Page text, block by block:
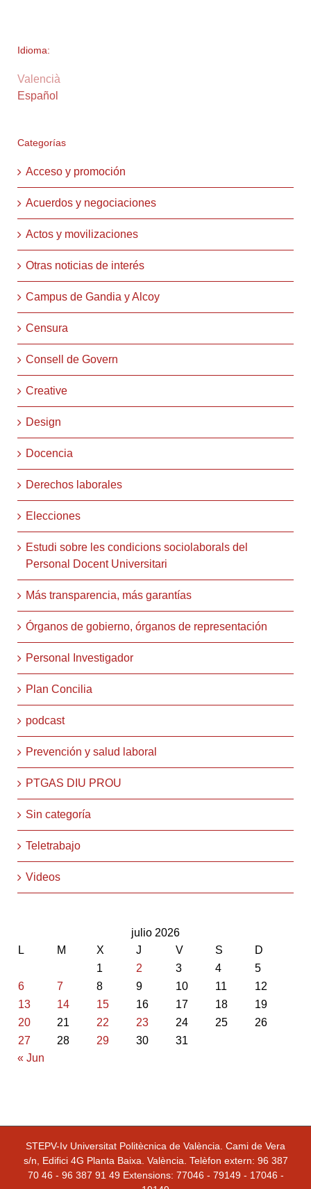
Idioma:
Valencià
Español
Categorías
Acceso y promoción
Acuerdos y negociaciones
Actos y movilizaciones
Otras noticias de interés
Campus de Gandia y Alcoy
Censura
Consell de Govern
Creative
Design
Docencia
Derechos laborales
Elecciones
Estudi sobre les condicions sociolaborals del
Personal Docent Universitari
Más transparencia, más garantías
Órganos de gobierno, órganos de representación
Personal Investigador
Plan Concilia
podcast
Prevención y salud laboral
PTGAS DIU PROU
Sin categoría
Teletrabajo
Videos
julio 2026
L
M X J V S
D
1
2 3 4
5
6
7 8 9 10 11
12
13
14 15 16 17 18
19
20
21 22 23 24 25
26
27
28 29 30
31
« Jun
STEPV-Iv Universitat Politècnica de València. Cami de Vera
s/n, Edifici 4G Planta Baixa. València. Telèfon extern: 96 387
70 46 - 96 387 91 49 Extensions: 77046 - 79149 - 17046 -